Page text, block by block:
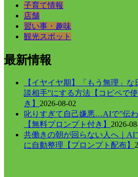
子育て情報
店舗
習い事・趣味
観光スポット
最新情報
【イヤイヤ期】「もう無理」
談相手”にする方法【コピペで
き】 2026-08-02
叱りすぎて自己嫌悪…AIで”伝
【無料プロンプト付き】 2026-
共働きの朝が回らない人へ｜AI
に自動整理【プロンプト配布】